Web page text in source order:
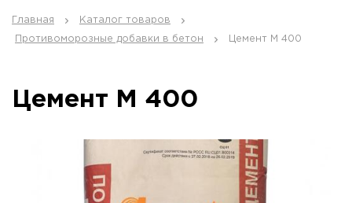
Главная Каталог товаров
Противоморозные добавки в бетон Цемент М 400
Цемент М 400